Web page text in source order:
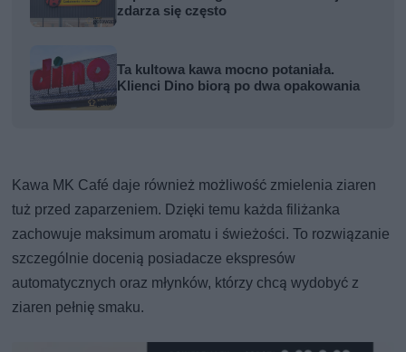
zdarza się często
Ta kultowa kawa mocno potaniała.
Klienci Dino biorą po dwa opakowania
Kawa MK Café daje również możliwość zmielenia ziaren
tuż przed zaparzeniem. Dzięki temu każda filiżanka
zachowuje maksimum aromatu i świeżości. To rozwiązanie
szczególnie docenią posiadacze ekspresów
automatycznych oraz młynków, którzy chcą wydobyć z
ziaren pełnię smaku.